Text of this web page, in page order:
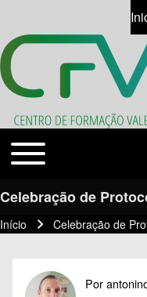
Close search
Search
Temas
Toggle main menu
Celebração de
Navegação estrutural
Início Celebração de
Por